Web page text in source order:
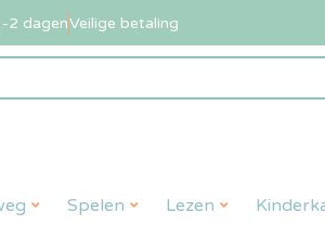
2 dagenVeilige betaling
Spelen Lezen